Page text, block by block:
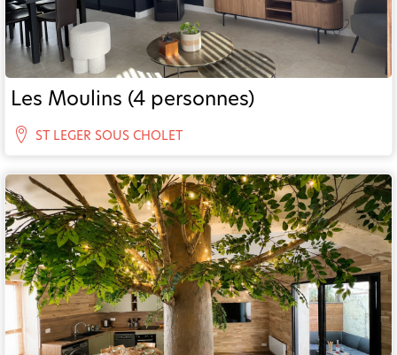
Les Moulins (4 personnes)
ST LEGER SOUS CHOLET